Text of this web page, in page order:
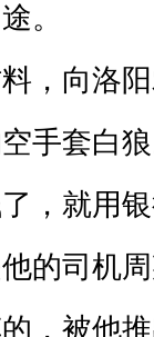
。
，向洛
手套白狼
，就用
的司机周
，被他